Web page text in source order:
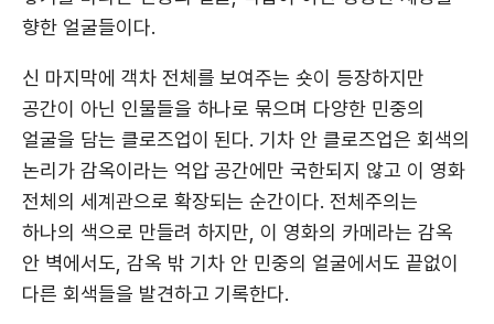
향한 얼굴들이다.
신 마지막에 객차 전체를 보여주는 숏이 등장하지만
공간이 아닌 인물들을 하나로 묶으며 다양한 민중의
얼굴을 담는 클로즈업이 된다. 기차 안 클로즈업은 회색의
논리가 감옥이라는 억압 공간에만 국한되지 않고 이 영화
전체의 세계관으로 확장되는 순간이다. 전체주의는
하나의 색으로 만들려 하지만, 이 영화의 카메라는 감옥
안 벽에서도, 감옥 밖 기차 안 민중의 얼굴에서도 끝없이
다른 회색들을 발견하고 기록한다.